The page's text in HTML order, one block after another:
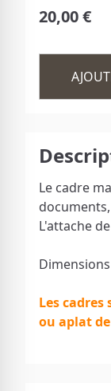
20,00 €
Le cadre
L'attache
Les
ou aplat